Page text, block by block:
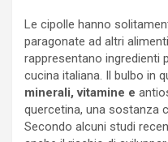
Le cipolle hanno
paragonate ad altri
rappresentano ingredienti
cucina italiana. Il bulbo in
minerali, vitamine e
quercetina, una sostanza
Secondo alcuni studi